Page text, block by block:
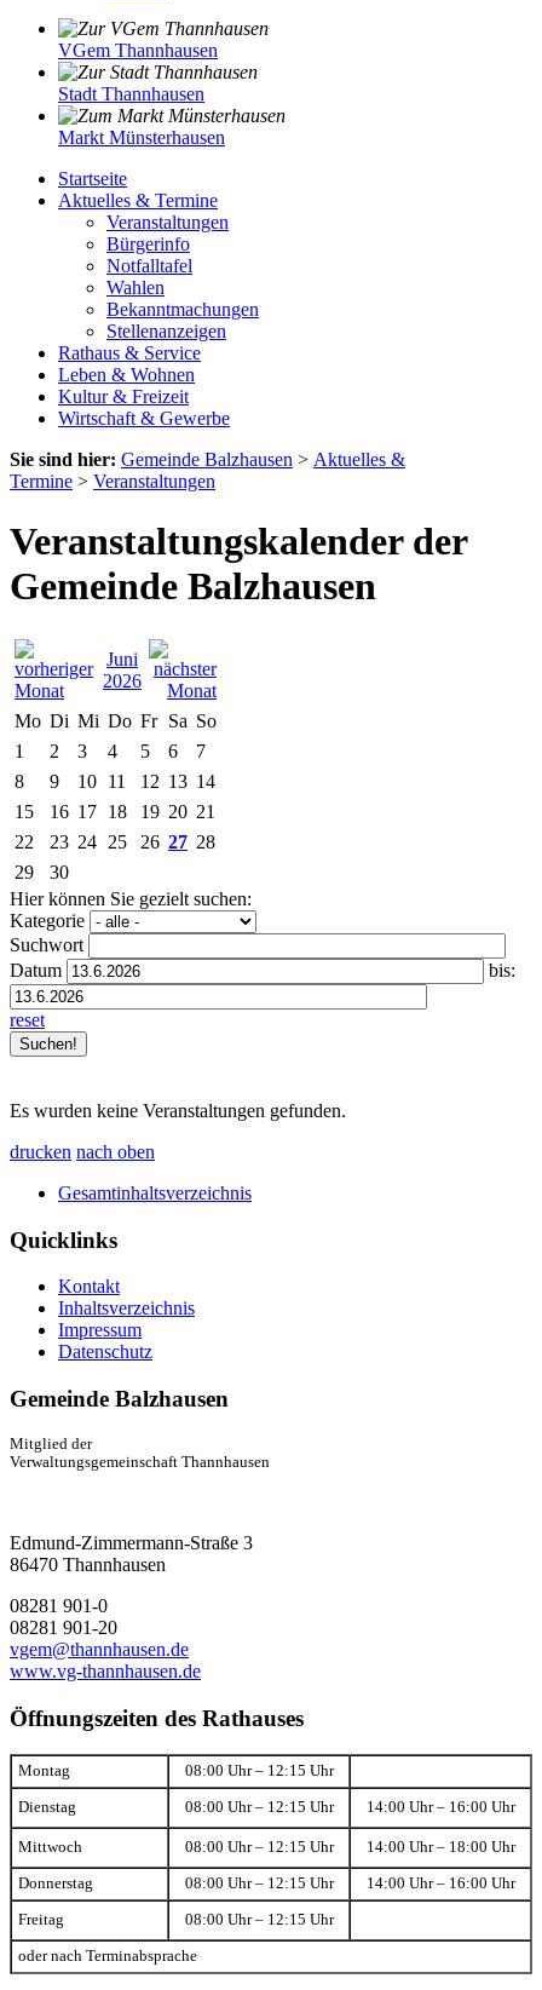
VGem Thannhausen
Stadt Thannhausen
Markt Münsterhausen
Startseite
Aktuelles & Termine
Veranstaltungen
Bürgerinfo
Notfalltafel
Wahlen
Bekanntmachungen
Stellenanzeigen
Rathaus & Service
Leben & Wohnen
Kultur & Freizeit
Wirtschaft & Gewerbe
Sie sind hier: Gemeinde Balzhausen > Aktuelles &
Termine > Veranstaltungen
Veranstaltungskalender der
Gemeinde Balzhausen
Juni
2026
Mo Di Mi Do Fr Sa So
1
2 3 4 5 6
7
8
9 10 11 12 13 14
15
16 17 18 19 20 21
22
23 24 25 26 27 28
29
30
Hier können Sie gezielt suchen:
Kategorie
Suchwort
Datum
bis:
reset
Es wurden keine Veranstaltungen gefunden.
drucken nach oben
Gesamtinhaltsverzeichnis
Quicklinks
Kontakt
Inhaltsverzeichnis
Impressum
Datenschutz
Gemeinde Balzhausen
Mitglied der
Verwaltungsgemeinschaft Thannhausen
Edmund-Zimmermann-Straße 3
86470 Thannhausen
08281 901-0
08281 901-20
vgem@thannhausen.de
www.vg-thannhausen.de
Öffnungszeiten des Rathauses
Montag 08:00 Uhr – 12:15 Uhr
Dienstag 08:00 Uhr – 12:15 Uhr 14:00 Uhr – 16:00 Uhr
Mittwoch 08:00 Uhr – 12:15 Uhr 14:00 Uhr – 18:00 Uhr
Donnerstag 08:00 Uhr – 12:15 Uhr 14:00 Uhr – 16:00 Uhr
Freitag 08:00 Uhr – 12:15 Uhr
oder nach Terminabsprache